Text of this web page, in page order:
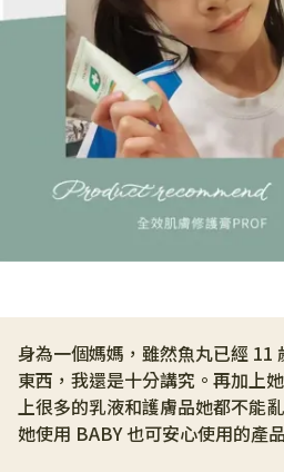
身為一個媽媽，雖然魚丸已經 11
東西，我還是十分講究。再加上
上很多的乳液和護膚品她都不能
她使用 BABY 也可安心使用的產